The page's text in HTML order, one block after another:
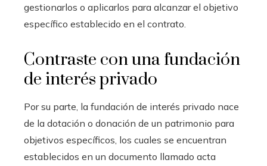
gestionarlos o aplicarlos para alcanzar el objetivo
específico establecido en el contrato.
Contraste con una fundación
de interés privado
Por su parte, la fundación de interés privado nace
de la dotación o donación de un patrimonio para
objetivos específicos, los cuales se encuentran
establecidos en un documento llamado acta